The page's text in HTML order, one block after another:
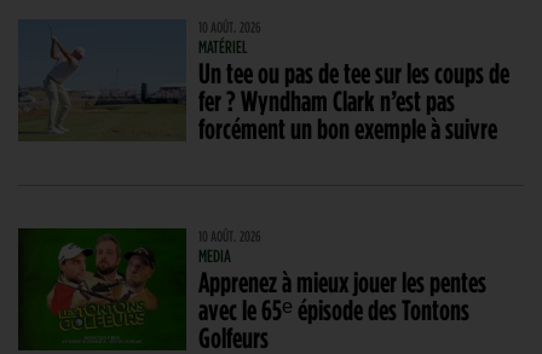
10 AOÛT. 2026
MATÉRIEL
Un tee ou pas de tee sur les coups de
fer ? Wyndham Clark n’est pas
forcément un bon exemple à suivre
10 AOÛT. 2026
MEDIA
Apprenez à mieux jouer les pentes
avec le 65ᵉ épisode des Tontons
Golfeurs